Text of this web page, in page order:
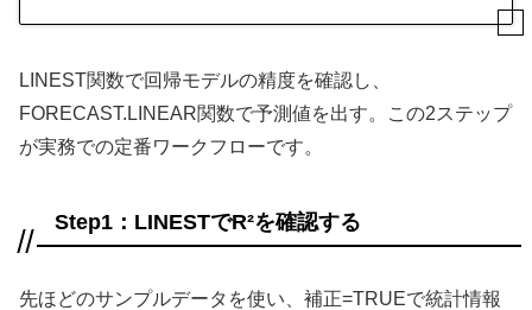
LINEST関数で回帰モデルの精度を確認し、
FORECAST.LINEAR関数で予測値を出す。この2ステップ
が実務での定番ワークフローです。
Step1：LINESTでR²を確認する
先ほどのサンプルデータを使い、補正=TRUEで統計情報